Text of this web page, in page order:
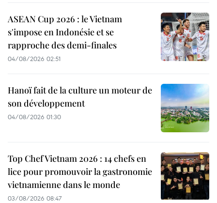
ASEAN Cup 2026 : le Vietnam
s'impose en Indonésie et se
rapproche des demi-finales
04/08/2026 02:51
Hanoï fait de la culture un moteur de
son développement
04/08/2026 01:30
Top Chef Vietnam 2026 : 14 chefs en
lice pour promouvoir la gastronomie
vietnamienne dans le monde
03/08/2026 08:47